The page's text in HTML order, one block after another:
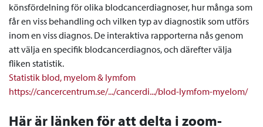
könsfördelning för olika blodcancerdiagnoser, hur många som
får en viss behandling och vilken typ av diagnostik som utförs
inom en viss diagnos. De interaktiva rapporterna nås genom
att välja en specifik blodcancerdiagnos, och därefter välja
fliken statistik.
Statistik blod, myelom & lymfom
https://cancercentrum.se/.../cancerdi.../blod-lymfom-myelom/
Här är länken för att delta i zoom-